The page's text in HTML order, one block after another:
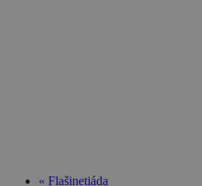
« Flašinetiáda